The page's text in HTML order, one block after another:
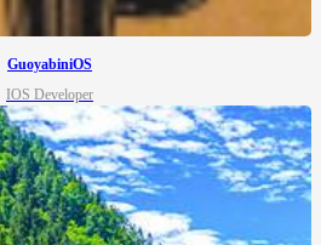
GuoyabiniOS
IOS Developer